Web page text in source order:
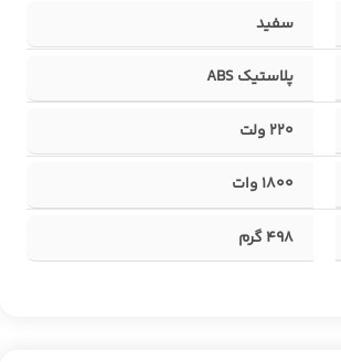
سفید
پلاستیک ABS
220 ولت
1800 وات
498 گرم